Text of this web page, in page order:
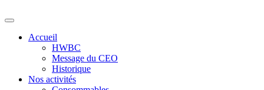
Accueil
HWBC
Message du CEO
Historique
Nos activités